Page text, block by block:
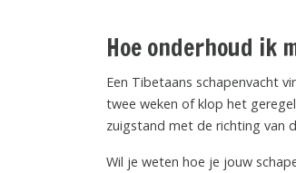
Hoe onderhoud ik
Een Tibetaans schapenvacht
twee weken of klop het
zuigstand met de richting van
Wil je weten hoe je jouw